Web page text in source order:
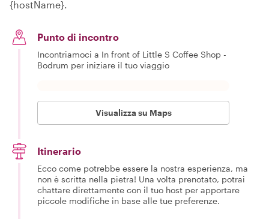
{hostName}.
Punto di incontro
Incontriamoci a In front of Little S Coffee Shop -
Bodrum per iniziare il tuo viaggio
Visualizza su Maps
Itinerario
Ecco come potrebbe essere la nostra esperienza, ma
non è scritta nella pietra! Una volta prenotato, potrai
chattare direttamente con il tuo host per apportare
piccole modifiche in base alle tue preferenze.